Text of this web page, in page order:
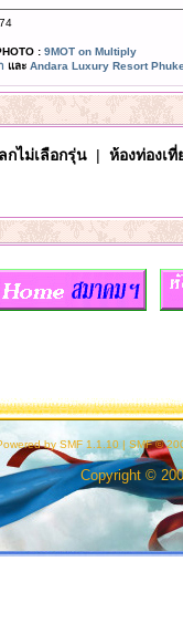
: 9MOT on Multiply
และ Andara Luxury Resort
กไม่เลือกรุ่น| ห้องท่องเ
by SMF 1.1.10 | SMF ©
Copyright ©